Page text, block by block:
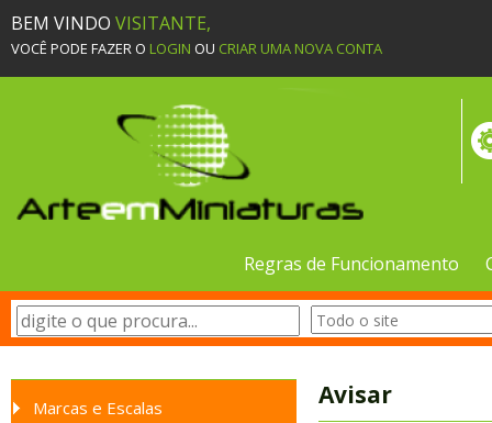
BEM VINDO VISITANTE,
VOCÊ PODE FAZER O LOGIN OU CRIAR UMA NOVA CONTA
Regras de Funcionamento
Marcas e Escalas Avisar